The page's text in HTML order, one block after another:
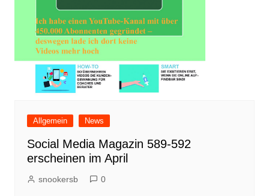
Allgemein News
Social Media Magazin 589-592
erscheinen im April
snookersb 0